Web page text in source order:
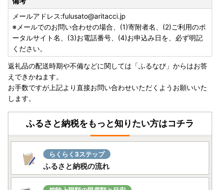
佐賀県西松浦郡有田町立部乙２２０２番地
有田町役場 総務課 ふるさと納税担当
※申請書の提出先誤りが多くなっています。提出先を間違わ
れた場合は、提出期限までに申請書が到着しないことがあり
ますので寄附先を今一度ご確認いただき郵送してください。
有田町ホームページ ＞ 町政 ＞ まちの魅力 ＞ ふるさと納税
＞ ふるさと納税ワンストップ特例制度について
又は
有田町のホームページ ワンストップ特例申請ダウンロード
【ワンストップ申請をオンラインで！】
当自治体はオンラインワンストップ申請に対応しておりま
ご寄附後の手続きが大変便利になる「自治体マイページ」を
ぜひご利用ください。ご利用は「自治体マイページ」を検
索、
メールアドレス:fulusato@aritacci.jp
※メールでのお問い合わせの場合、(1)寄附者名、(2)ご利用のポ
ータルサイト名、(3)お電話番号、(4)お申込み日を、必ず明記
ください。
返礼品の配送時期や不備などに関しては「ふるなび」からはお答
えできかねます。
お手数ですが上記より直接お問い合わせいただくようお願いいた
します。
ふるさと納税をもっと知りたい方はコチラ
らくらく3ステップ
ふるさと納税の流れ